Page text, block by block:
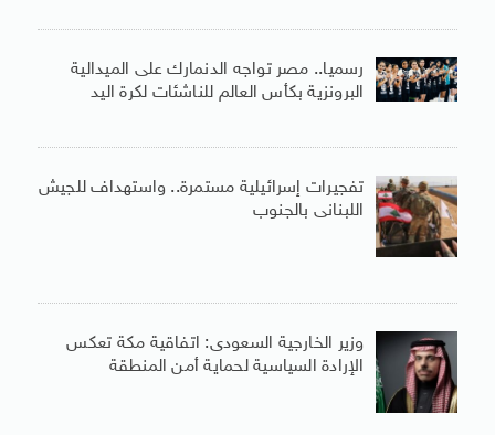
رسميا.. مصر تواجه الدنمارك على الميدالية
البرونزية بكأس العالم للناشئات لكرة اليد
تفجيرات إسرائيلية مستمرة.. واستهداف للجيش
اللبنانى بالجنوب
وزير الخارجية السعودى: اتفاقية مكة تعكس
الإرادة السياسية لحماية أمن المنطقة